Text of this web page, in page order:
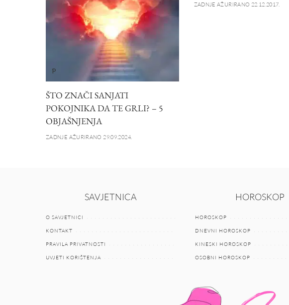
P
ŠTO ZNAČI SANJATI
POKOJNIKA DA TE GRLI? – 5
OBJAŠNJENJA
ZADNJE AŽURIRANO 29.09.2024.
ZADNJE AŽURIRANO 22.12.2017.
SAVJETNICA
O SAVJETNICI
KONTAKT
PRAVILA PRIVATNOSTI
UVJETI KORIŠTENJA
HOROSKOP
HOROSKOP
DNEVNI HOROSKOP
KINESKI HOROSKOP
OSOBNI HOROSKOP